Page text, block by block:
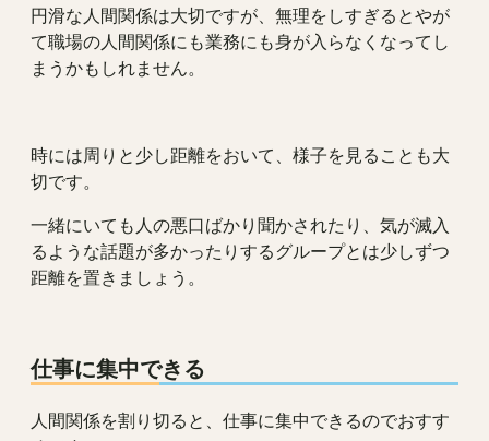
円滑な人間関係は大切ですが、無理をしすぎるとやが
て職場の人間関係にも業務にも身が入らなくなってし
まうかもしれません。
時には周りと少し距離をおいて、様子を見ることも大
切です。
一緒にいても人の悪口ばかり聞かされたり、気が滅入
るような話題が多かったりするグループとは少しずつ
距離を置きましょう。
仕事に集中できる
人間関係を割り切ると、仕事に集中できるのでおすす